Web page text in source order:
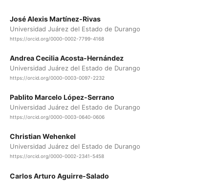
José Alexis Martínez-Rivas
Universidad Juárez del Estado de Durango
https://orcid.org/0000-0002-7799-4168
Andrea Cecilia Acosta-Hernández
Universidad Juárez del Estado de Durango
https://orcid.org/0000-0003-0097-2232
Pablito Marcelo López-Serrano
Universidad Juárez del Estado de Durango
https://orcid.org/0000-0003-0640-0606
Christian Wehenkel
Universidad Juárez del Estado de Durango
https://orcid.org/0000-0002-2341-5458
Carlos Arturo Aguirre-Salado